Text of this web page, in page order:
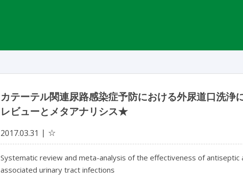
カテーテル関連尿路感染症予防における外尿道口洗浄
レビューとメタアナリシス★
2017.03.31 ☆
Systematic review and meta-analysis of the effectiveness of
associated urinary tract infections